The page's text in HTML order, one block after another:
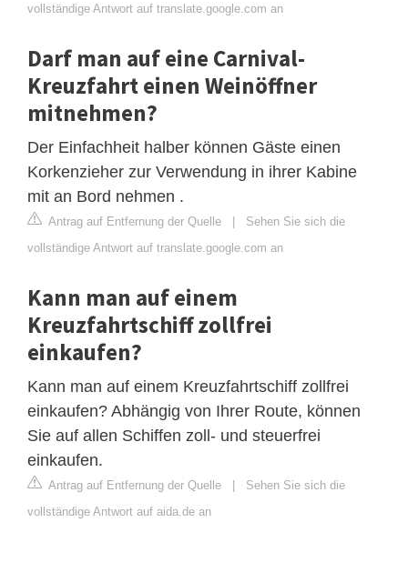
vollständige Antwort auf translate.google.com an
Darf man auf eine Carnival-
Kreuzfahrt einen Weinöffner
mitnehmen?
Der Einfachheit halber können Gäste einen
Korkenzieher zur Verwendung in ihrer Kabine
mit an Bord nehmen .
Antrag auf Entfernung der Quelle | Sehen Sie sich die
vollständige Antwort auf translate.google.com an
Kann man auf einem
Kreuzfahrtschiff zollfrei
einkaufen?
Kann man auf einem Kreuzfahrtschiff zollfrei
einkaufen? Abhängig von Ihrer Route, können
Sie auf allen Schiffen zoll- und steuerfrei
einkaufen.
Antrag auf Entfernung der Quelle | Sehen Sie sich die
vollständige Antwort auf aida.de an